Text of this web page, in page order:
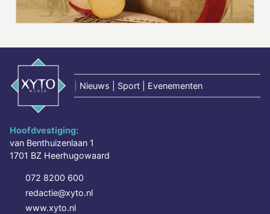
Nieuws | Sport | Evenementen
Hoofdvestiging:
van Benthuizenlaan 1
1701 BZ Heerhugowaard
072 8200 600
redactie@xyto.nl
www.xyto.nl